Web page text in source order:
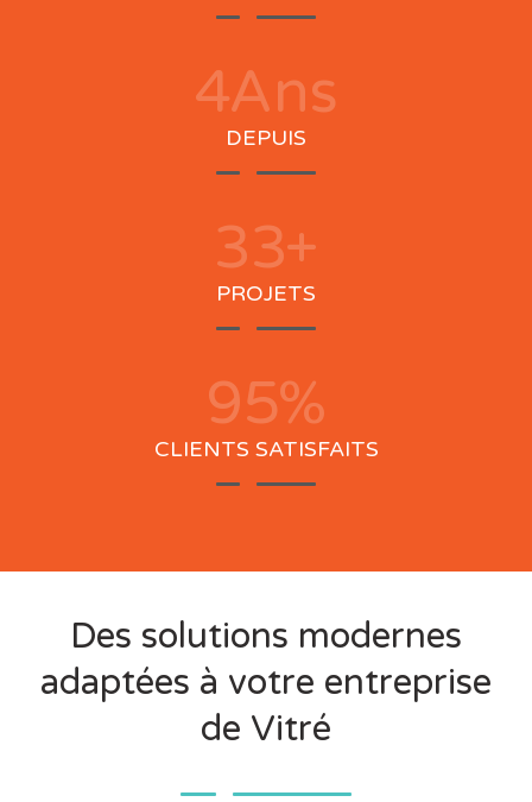
4Ans
DEPUIS
35+
PROJETS
97%
CLIENTS SATISFAITS
Des solutions modernes
adaptées à votre entreprise
de Vitré